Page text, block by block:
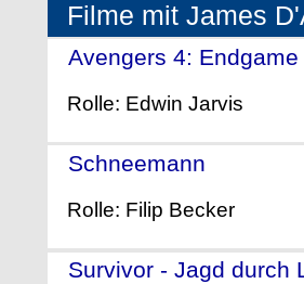
Filme mit James
Avengers 4: Endgame
Rolle: Edwin Jarvis
Schneemann
Rolle: Filip Becker
Survivor - Jagd durch